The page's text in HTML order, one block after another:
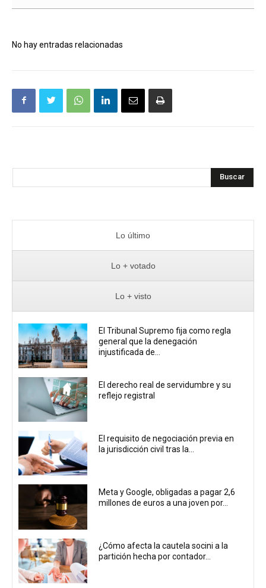
No hay entradas relacionadas
Buscar
Lo último
Lo + votado
Lo + visto
El Tribunal Supremo fija como regla
general que la denegación
injustificada de...
El derecho real de servidumbre y su
reflejo registral
El requisito de negociación previa en
la jurisdicción civil tras la...
Meta y Google, obligadas a pagar 2,6
millones de euros a una joven por...
¿Cómo afecta la cautela socini a la
partición hecha por contador...